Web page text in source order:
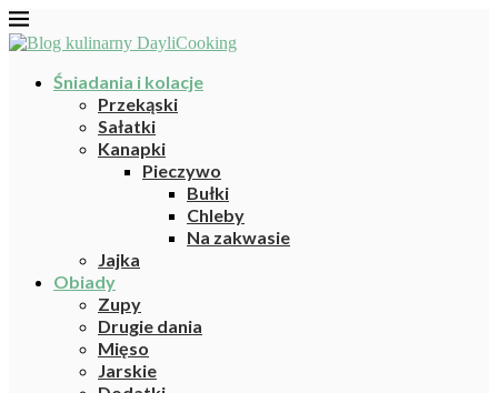
Śniadania i kolacje
Przekąski
Sałatki
Kanapki
Pieczywo
Bułki
Chleby
Na zakwasie
Jajka
Obiady
Zupy
Drugie dania
Mięso
Jarskie